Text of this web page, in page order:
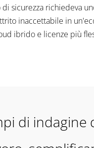
sicurezza richiedeva
inaccettabile in
ibrido e licenze più
di indagine